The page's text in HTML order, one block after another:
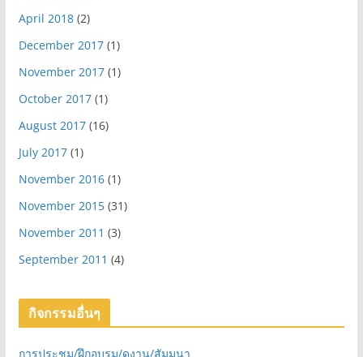
April 2018(2)
December 2017(1)
November 2017(1)
October 2017(1)
August 2017(16)
July 2017(1)
November 2016(1)
November 2015(31)
November 2011 (3)
September 2011 (4)
กิจกรรมอื่นๆ
การประชุม/ฝึกอบรม/ดูงาน/สัมมนา